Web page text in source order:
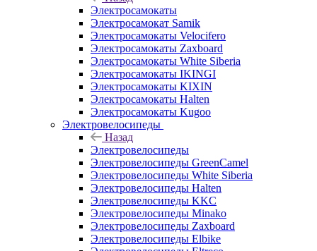
Электросамокаты
Электросамокат Samik
Электросамокаты Velocifero
Электросамокаты Zaxboard
Электросамокаты White Siberia
Электросамокаты IKINGI
Электросамокаты KIXIN
Электросамокаты Halten
Электросамокаты Kugoo
Электровелосипеды
Назад
Электровелосипеды
Электровелосипеды GreenCamel
Электровелосипеды White Siberia
Электровелосипеды Halten
Электровелосипеды KKC
Электровелосипеды Minako
Электровелосипеды Zaxboard
Электровелосипеды Elbike